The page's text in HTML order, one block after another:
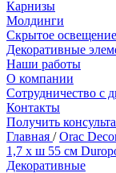
Карнизы
Молдинги
Скрытое освещение
Декоративные
Наши работы
О компании
Сотрудничество с
Контакты
Получить
Главная /Orac
1,7 x ш 55 см
Декоративные